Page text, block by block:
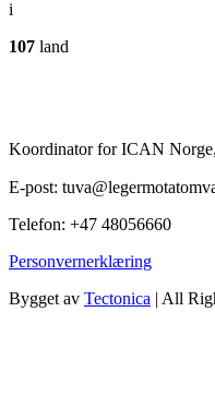
i
107 land
Koordinator for ICAN
E-post:
Telefon: +47 48056660
Personvernerklæring
Bygget av Tectonica | All